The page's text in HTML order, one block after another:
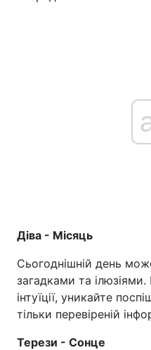
Діва - Місяць
Сьогоднішній день
загадками та
інтуїції, уникайте
тільки перевіреній
Терези - Сонце